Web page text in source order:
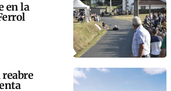
en la
reabre